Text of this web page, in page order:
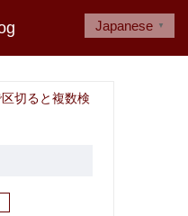
切ると複数検
Japanese ▼